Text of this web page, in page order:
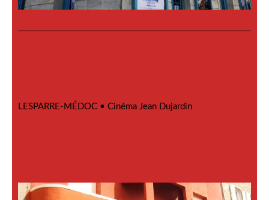
LESPARRE-MÉDOC • Cinéma Jean Dujardin